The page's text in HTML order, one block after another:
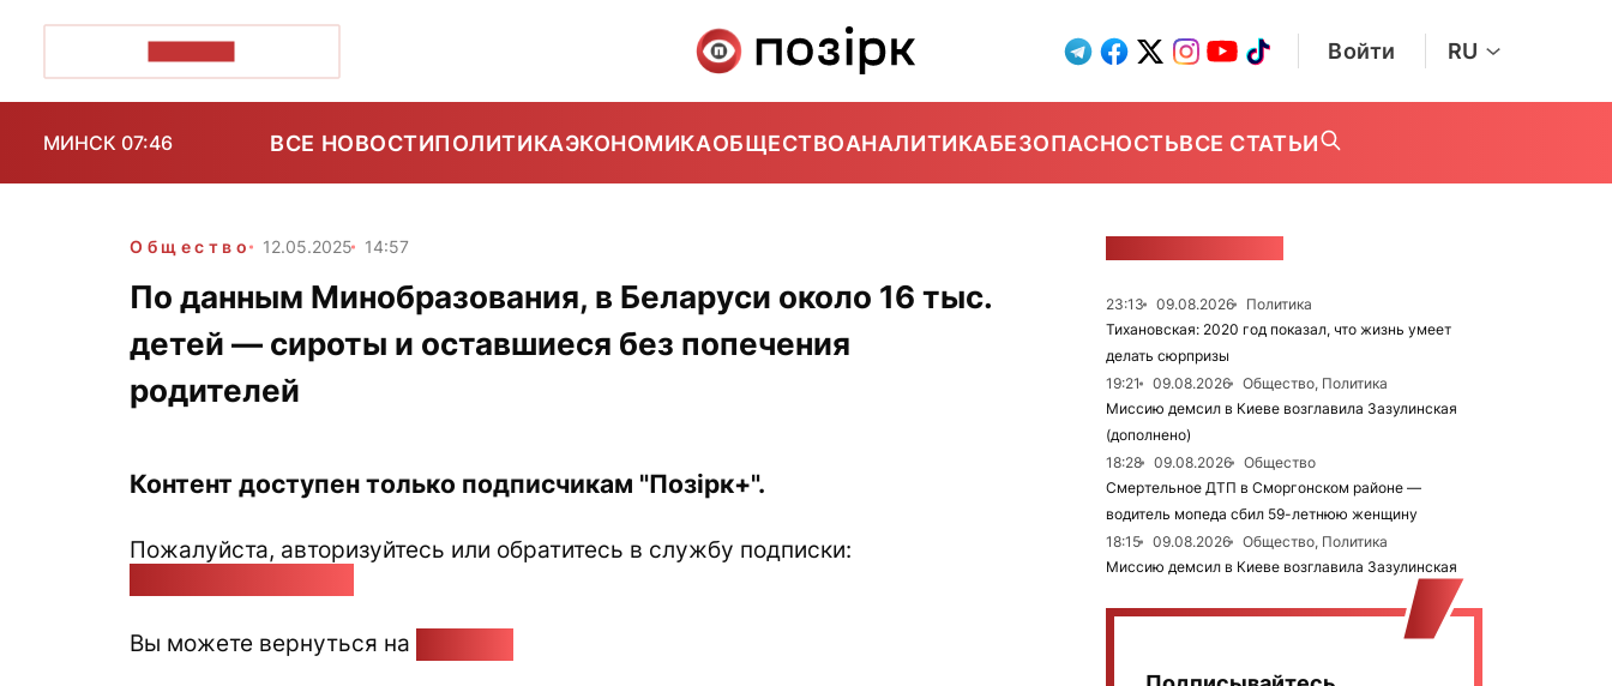
Войти RU
МИНСК 07:46 ВСЕ НОВОСТИПОЛИТИКАЭКОНОМИКАОБЩЕСТВОАНАЛИТИКАБЕЗОПАСНОСТЬВСЕ СТАТЬИ
Общество 12.05.2025 14:57
По данным Минобразования, в Беларуси около 16 тыс.
детей — сироты и оставшиеся без попечения
родителей
Контент доступен только подписчикам "Позірк+".
Пожалуйста, авторизуйтесь или обратитесь в службу подписки:
Вы можете вернуться на
23:13 09.08.2026
Политика
Тихановская: 2020 год показал, что жизнь умеет
делать сюрпризы
19:21
09.08.2026
Общество, Политика
Миссию демсил в Киеве возглавила Зазулинская
(дополнено)
18:28
09.08.2026
Общество
Смертельное ДТП в Сморгонском районе —
водитель мопеда сбил 59-летнюю женщину
18:15
09.08.2026
Общество, Политика
Миссию демсил в Киеве возглавила Зазулинская